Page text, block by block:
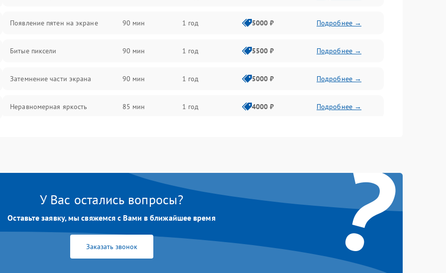
Появление пятен на экране 90 мин 1 год 5000 ₽ Подробнее →
Битые пиксели 90 мин 1 год 5500 ₽ Подробнее →
Затемнение части экрана 90 мин 1 год 5000 ₽ Подробнее →
Неравномерная яркость 85 мин 1 год 4000 ₽ Подробнее →
?
У Вас остались вопросы?
Оставьте заявку, мы свяжемся с Вами в ближайшее время
Заказать звонок